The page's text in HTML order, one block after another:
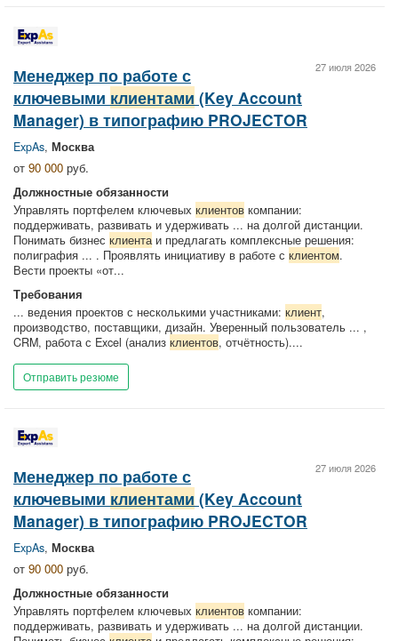
27 июля 2026
Менеджер по работе с
ключевыми клиентами (Key Account
Manager) в типографию PROJECTOR
ExpAs, Москва
от 90 000 руб.
Должностные обязанности
Управлять портфелем ключевых клиентов компании:
поддерживать, развивать и удерживать ... на долгой дистанции.
Понимать бизнес клиентаи предлагать комплексные решения:
полиграфия ... . Проявлять инициативу в работе с клиентом.
Вести проекты «от...
Требования
... ведения проектов с несколькими участниками: клиент,
производство, поставщики, дизайн. Уверенный пользователь ... ,
CRM, работа с Excel (анализ клиентов, отчётность)....
Отправить резюме
27 июля 2026
Менеджер по работе с
ключевыми клиентами (Key Account
Manager) в типографию PROJECTOR
ExpAs, Москва
от 90 000 руб.
Должностные обязанности
Управлять портфелем ключевых клиентов компании:
поддерживать, развивать и удерживать ... на долгой дистанции.